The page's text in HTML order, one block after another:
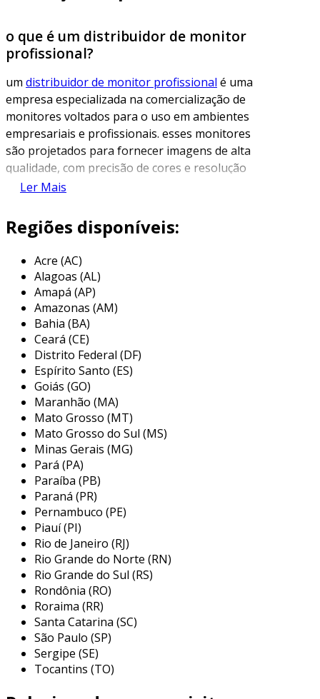
o que é um distribuidor de monitor
profissional?
um distribuidor de monitor profissional é uma
empresa especializada na comercialização de
monitores voltados para o uso em ambientes
empresariais e profissionais. esses monitores
são projetados para fornecer imagens de alta
qualidade, com precisão de cores e resolução
aprimorada, adequados para tarefas que
design gráfico, edição de vídeo e
apresentações.
os distribuidores de monitores profissionais
atuam como intermediários entre os
fabricantes e os usuários finais, oferecidos uma
variedade de produtos que atendem a
diferentes necessidades do mercado. além da
venda, essas empresas também podem
oferecer suporte técnico, garantia e serviços
pós-venda, garantindo que as necessidades dos
clientes sejam plenamente atendidas.
principais aplicações dos monitores
profissionais
os monitores profissionais são utilizados em
diversos setores que demandam alta qualidade
de imagem e eficiência. entre as principais
aplicações, destacam-se:
design gráfico:profissionais da área
utilizam monitores de alta resolução para
garantir a precisão das cores e detalhes
em seus projetos.
edição de vídeo:monitores com suporte
a resoluções 4k ou superior são
essenciais para editores que precisam de
Ler Mais
Regiões disponíveis:
Acre (AC)
Alagoas (AL)
Amapá (AP)
Amazonas (AM)
Bahia (BA)
Ceará (CE)
Distrito Federal (DF)
Espírito Santo (ES)
Goiás (GO)
Maranhão (MA)
Mato Grosso (MT)
Mato Grosso do Sul (MS)
Minas Gerais (MG)
Pará (PA)
Paraíba (PB)
Paraná (PR)
Pernambuco (PE)
Piauí (PI)
Rio de Janeiro (RJ)
Rio Grande do Norte (RN)
Rio Grande do Sul (RS)
Rondônia (RO)
Roraima (RR)
Santa Catarina (SC)
São Paulo (SP)
Sergipe (SE)
Tocantins (TO)